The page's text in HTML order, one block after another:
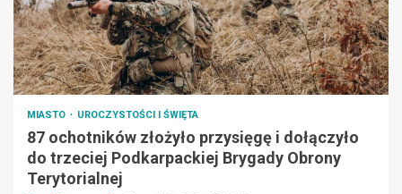
MIASTO UROCZYSTOŚCI I ŚWIĘTA
87 ochotników złożyło przysięgę i dołączyło
do trzeciej Podkarpackiej Brygady Obrony
Terytorialnej